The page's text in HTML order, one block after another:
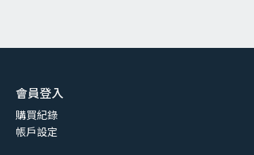
會員登入
購買紀錄
帳戶設定